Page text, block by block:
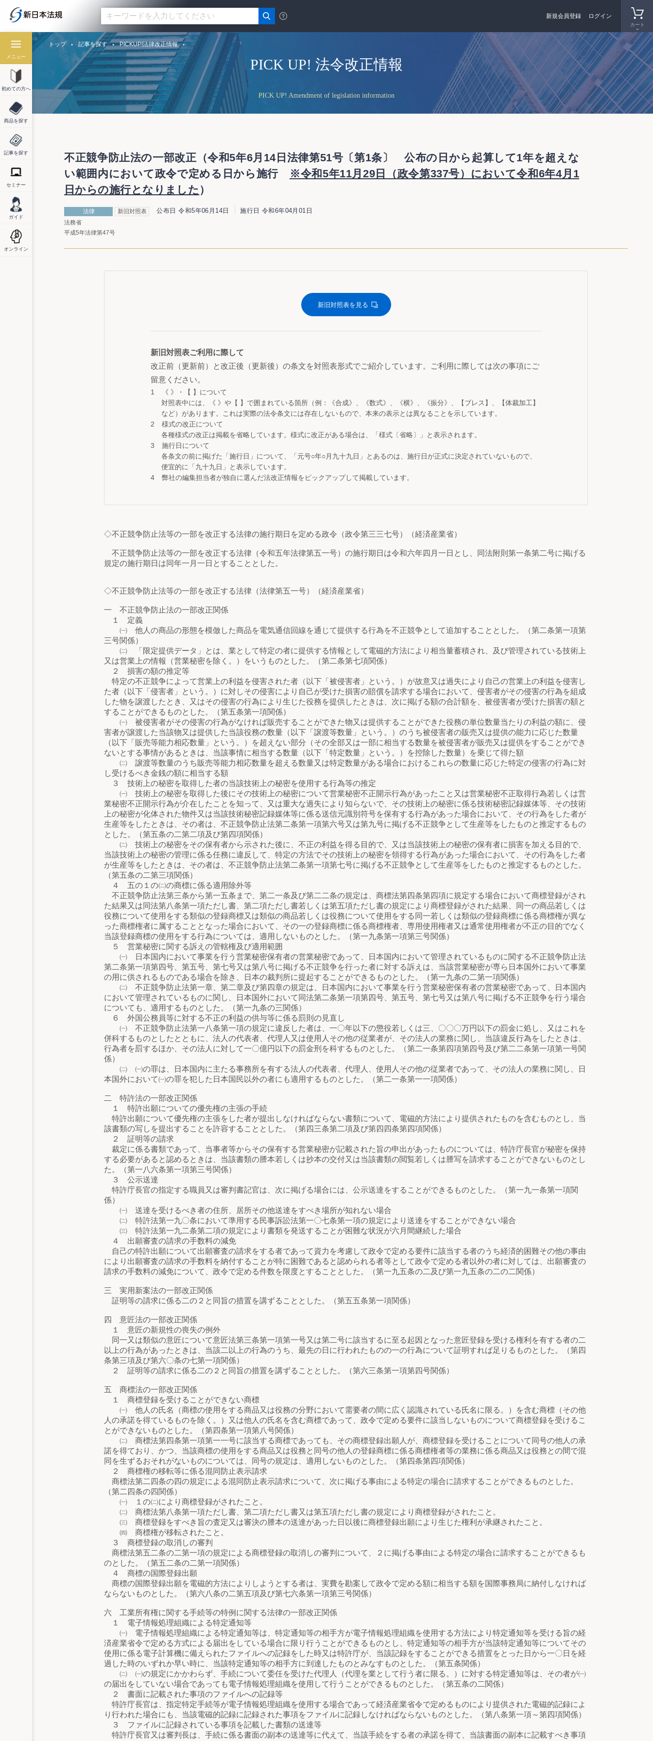
カート
新規会員登録 ログイン
メニュー
初めての方へ
商品を探す
記事を探す
セミナー
ガイド
オンライン
PICK UP! 法令改正情報
PICK UP! Amendment of legislation information
トップ 記事を探す PICKUP!法律改正情報
不正競争防止法の一部改正（令和5年6月14日法律第51号〔第1条〕 公布の日から起算して1年を超えな
い範囲内において政令で定める日から施行
※令和5年11月29日（政令第337号）において令和6年4月1
日からの施行となりました ）
法律 新旧対照表 公布日 令和5年06月14日 施行日 令和6年04月01日
法務省
平成5年法律第47号
新旧対照表を見る
新旧対照表ご利用に際して
改正前（更新前）と改正後（更新後）の条文を対照表形式でご紹介しています。ご利用に際しては次の事項にご
留意ください。
《 》・【 】について
対照表中には、《 》や【 】で囲まれている箇所（例：《合成》、《数式》、《横》、《振分》、【ブレス】、【体裁加工】
など）があります。これは実際の法令条文には存在しないもので、本来の表示とは異なることを示しています。
様式の改正について
各種様式の改正は掲載を省略しています。様式に改正がある場合は、「様式〔省略〕」と表示されます。
施行日について
各条文の前に掲げた「施行日」について、「元号○年○月九十九日」とあるのは、施行日が正式に決定されていないもので、
便宜的に「九十九日」と表示しています。
弊社の編集担当者が独自に選んだ法改正情報をピックアップして掲載しています。
◇不正競争防止法等の一部を改正する法律の施行期日を定める政令（政令第三三七号）（経済産業省）
不正競争防止法等の一部を改正する法律（令和五年法律第五一号）の施行期日は令和六年四月一日とし、同法附則第一条第二号に掲げる
規定の施行期日は同年一月一日とすることとした。
◇不正競争防止法等の一部を改正する法律（法律第五一号）（経済産業省）
一 不正競争防止法の一部改正関係
１ 定義
㈠ 他人の商品の形態を模倣した商品を電気通信回線を通じて提供する行為を不正競争として追加することとした。（第二条第一項第
三号関係）
㈡ 「限定提供データ」とは、業として特定の者に提供する情報として電磁的方法により相当量蓄積され、及び管理されている技術上
又は営業上の情報（営業秘密を除く。）をいうものとした。（第二条第七項関係）
２ 損害の額の推定等
特定の不正競争によって営業上の利益を侵害された者（以下「被侵害者」という。）が故意又は過失により自己の営業上の利益を侵害し
た者（以下「侵害者」という。）に対しその侵害により自己が受けた損害の賠償を請求する場合において、侵害者がその侵害の行為を組成
した物を譲渡したとき、又はその侵害の行為により生じた役務を提供したときは、次に掲げる額の合計額を、被侵害者が受けた損害の額と
することができるものとした。（第五条第一項関係）
㈠ 被侵害者がその侵害の行為がなければ販売することができた物又は提供することができた役務の単位数量当たりの利益の額に、侵
害者が譲渡した当該物又は提供した当該役務の数量（以下「譲渡等数量」という。）のうち被侵害者の販売又は提供の能力に応じた数量
（以下「販売等能力相応数量」という。）を超えない部分（その全部又は一部に相当する数量を被侵害者が販売又は提供をすることができ
ないとする事情があるときは、当該事情に相当する数量（以下「特定数量」という。）を控除した数量）を乗じて得た額
㈡ 譲渡等数量のうち販売等能力相応数量を超える数量又は特定数量がある場合におけるこれらの数量に応じた特定の侵害の行為に対
し受けるべき金銭の額に相当する額
３ 技術上の秘密を取得した者の当該技術上の秘密を使用する行為等の推定
㈠ 技術上の秘密を取得した後にその技術上の秘密について営業秘密不正開示行為があったこと又は営業秘密不正取得行為若しくは営
業秘密不正開示行為が介在したことを知って、又は重大な過失により知らないで、その技術上の秘密に係る技術秘密記録媒体等、その技術
上の秘密が化体された物件又は当該技術秘密記録媒体等に係る送信元識別符号を保有する行為があった場合において、その行為をした者が
生産等をしたときは、その者は、不正競争防止法第二条第一項第六号又は第九号に掲げる不正競争として生産等をしたものと推定するもの
とした。（第五条の二第二項及び第四項関係）
㈡ 技術上の秘密をその保有者から示された後に、不正の利益を得る目的で、又は当該技術上の秘密の保有者に損害を加える目的で、
当該技術上の秘密の管理に係る任務に違反して、特定の方法でその技術上の秘密を領得する行為があった場合において、その行為をした者
が生産等をしたときは、その者は、不正競争防止法第二条第一項第七号に掲げる不正競争として生産等をしたものと推定するものとした。
（第五条の二第三項関係）
４ 五の１の㈡の商標に係る適用除外等
不正競争防止法第三条から第一五条まで、第二一条及び第二二条の規定は、商標法第四条第四項に規定する場合において商標登録がされ
た結果又は同法第八条第一項ただし書、第二項ただし書若しくは第五項ただし書の規定により商標登録がされた結果、同一の商品若しくは
役務について使用をする類似の登録商標又は類似の商品若しくは役務について使用をする同一若しくは類似の登録商標に係る商標権が異な
った商標権者に属することとなった場合において、その一の登録商標に係る商標権者、専用使用権者又は通常使用権者が不正の目的でなく
当該登録商標の使用をする行為については、適用しないものとした。（第一九条第一項第三号関係）
５ 営業秘密に関する訴えの管轄権及び適用範囲
㈠ 日本国内において事業を行う営業秘密保有者の営業秘密であって、日本国内において管理されているものに関する不正競争防止法
第二条第一項第四号、第五号、第七号又は第八号に掲げる不正競争を行った者に対する訴えは、当該営業秘密が専ら日本国外において事業
の用に供されるものである場合を除き、日本の裁判所に提起することができるものとした。（第一九条の二第一項関係）
㈡ 不正競争防止法第一章、第二章及び第四章の規定は、日本国内において事業を行う営業秘密保有者の営業秘密であって、日本国内
において管理されているものに関し、日本国外において同法第二条第一項第四号、第五号、第七号又は第八号に掲げる不正競争を行う場合
についても、適用するものとした。（第一九条の三関係）
６ 外国公務員等に対する不正の利益の供与等に係る罰則の見直し
㈠ 不正競争防止法第一八条第一項の規定に違反した者は、一〇年以下の懲役若しくは三、〇〇〇万円以下の罰金に処し、又はこれを
併科するものとしたとともに、法人の代表者、代理人又は使用人その他の従業者が、その法人の業務に関し、当該違反行為をしたときは、
行為者を罰するほか、その法人に対して一〇億円以下の罰金刑を科するものとした。（第二一条第四項第四号及び第二二条第一項第一号関
係）
㈡ ㈠の罪は、日本国内に主たる事務所を有する法人の代表者、代理人、使用人その他の従業者であって、その法人の業務に関し、日
本国外において㈠の罪を犯した日本国民以外の者にも適用するものとした。（第二一条第一一項関係）
二 特許法の一部改正関係
１ 特許出願についての優先権の主張の手続
特許出願について優先権の主張をした者が提出しなければならない書類について、電磁的方法により提供されたものを含むものとし、当
該書類の写しを提出することを許容することとした。（第四三条第二項及び第四四条第四項関係）
２ 証明等の請求
裁定に係る書類であって、当事者等からその保有する営業秘密が記載された旨の申出があったものについては、特許庁長官が秘密を保持
する必要があると認めるときは、当該書類の謄本若しくは抄本の交付又は当該書類の閲覧若しくは謄写を請求することができないものとし
た。（第一八六条第一項第三号関係）
３ 公示送達
特許庁長官の指定する職員又は審判書記官は、次に掲げる場合には、公示送達をすることができるものとした。（第一九一条第一項関
係）
㈠ 送達を受けるべき者の住所、居所その他送達をすべき場所が知れない場合
㈡ 特許法第一九〇条において準用する民事訴訟法第一〇七条第一項の規定により送達をすることができない場合
㈢ 特許法第一九二条第二項の規定により書類を発送することが困難な状況が六月間継続した場合
４ 出願審査の請求の手数料の減免
自己の特許出願について出願審査の請求をする者であって資力を考慮して政令で定める要件に該当する者のうち経済的困難その他の事由
により出願審査の請求の手数料を納付することが特に困難であると認められる者等として政令で定める者以外の者に対しては、出願審査の
請求の手数料の減免について、政令で定める件数を限度とすることとした。（第一九五条の二及び第一九五条の二の二関係）
三 実用新案法の一部改正関係
証明等の請求に係る二の２と同旨の措置を講ずることとした。（第五五条第一項関係）
四 意匠法の一部改正関係
１ 意匠の新規性の喪失の例外
同一又は類似の意匠について意匠法第三条第一項第一号又は第二号に該当するに至る起因となった意匠登録を受ける権利を有する者の二
以上の行為があったときは、当該二以上の行為のうち、最先の日に行われたものの一の行為について証明すれば足りるものとした。（第四
条第三項及び第六〇条の七第一項関係）
２ 証明等の請求に係る二の２と同旨の措置を講ずることとした。（第六三条第一項第四号関係）
五 商標法の一部改正関係
１ 商標登録を受けることができない商標
㈠ 他人の氏名（商標の使用をする商品又は役務の分野において需要者の間に広く認識されている氏名に限る。）を含む商標（その他
人の承諾を得ているものを除く。）又は他人の氏名を含む商標であって、政令で定める要件に該当しないものについて商標登録を受けるこ
とができないものとした。（第四条第一項第八号関係）
㈡ 商標法第四条第一項第一一号に該当する商標であっても、その商標登録出願人が、商標登録を受けることについて同号の他人の承
諾を得ており、かつ、当該商標の使用をする商品又は役務と同号の他人の登録商標に係る商標権者等の業務に係る商品又は役務との間で混
同を生ずるおそれがないものについては、同号の規定は、適用しないものとした。（第四条第四項関係）
２ 商標権の移転等に係る混同防止表示請求
商標法第二四条の四の規定による混同防止表示請求について、次に掲げる事由による特定の場合に請求することができるものとした。
（第二四条の四関係）
㈠ １の㈡により商標登録がされたこと。
㈡ 商標法第八条第一項ただし書、第二項ただし書又は第五項ただし書の規定により商標登録がされたこと。
㈢ 商標登録をすべき旨の査定又は審決の謄本の送達があった日以後に商標登録出願により生じた権利が承継されたこと。
㈣ 商標権が移転されたこと。
３ 商標登録の取消しの審判
商標法第五二条の二第一項の規定による商標登録の取消しの審判について、２に掲げる事由による特定の場合に請求することができるも
のとした。（第五二条の二第一項関係）
４ 商標の国際登録出願
商標の国際登録出願を電磁的方法によりしようとする者は、実費を勘案して政令で定める額に相当する額を国際事務局に納付しなければ
ならないものとした。（第六八条の二第五項及び第七六条第一項第三号関係）
六 工業所有権に関する手続等の特例に関する法律の一部改正関係
１ 電子情報処理組織による特定通知等
㈠ 電子情報処理組織による特定通知等は、特定通知等の相手方が電子情報処理組織を使用する方法により特定通知等を受ける旨の経
済産業省令で定める方式による届出をしている場合に限り行うことができるものとし、特定通知等の相手方が当該特定通知等についてその
使用に係る電子計算機に備えられたファイルへの記録をした時又は特許庁が、当該記録をすることができる措置をとった日から一〇日を経
過した時のいずれか早い時に、当該特定通知等の相手方に到達したものとみなすものとした。（第五条関係）
㈡ ㈠の規定にかかわらず、手続について委任を受けた代理人（代理を業として行う者に限る。）に対する特定通知等は、その者が㈠
の届出をしていない場合であっても電子情報処理組織を使用して行うことができるものとした。（第五条の二関係）
２ 書面に記載された事項のファイルへの記録等
特許庁長官は、指定特定手続等が電子情報処理組織を使用する場合であって経済産業省令で定めるものにより提供された電磁的記録によ
り行われた場合にも、当該電磁的記録に記録された事項をファイルに記録しなければならないものとした。（第八条第一項～第四項関係）
３ ファイルに記録されている事項を記載した書類の送達等
特許庁長官又は審判長は、手続に係る書面の副本の送達等に代えて、当該手続をする者の承諾を得て、当該書面の副本に記載すべき事項